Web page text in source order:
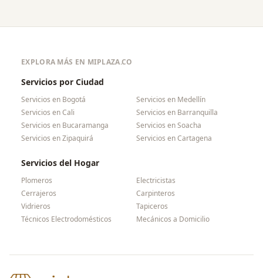
EXPLORA MÁS EN MIPLAZA.CO
Servicios por Ciudad
Servicios en Bogotá Servicios en Medellín
Servicios enCali Servicios en Barranquilla
Servicios en Bucaramanga Servicios enSoacha
Servicios enZipaquirá Servicios enCartagena
Servicios del Hogar
Plomeros
Electricistas
Cerrajeros
Carpinteros
Vidrieros
Tapiceros
Técnicos Electrodomésticos
Mecánicos a Domicilio